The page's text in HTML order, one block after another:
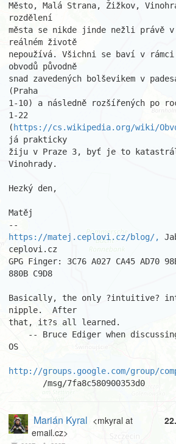
Město, Malá Strana, Žižkov,
rozdělení
města se nikde jinde nežli právě
reálném životě
nepoužívá. Všichni se baví v
obvodů původně
snad zavedených bolševikem v
(Praha
1-10) a následně rozšířených po
1-22
( https://cs.wikipedia.org/wiki/
já prakticky
žiju v Praze 3, byť je to
Vinohrady.
Hezký den,
Matěj
https://matej.ceplovi.cz/blog/,
ceplovi.cz
GPG Finger: 3C76 A027 CA45 AD70
880B C9D8
Basically, the only ?intuitive?
nipple.  After
that, it?s all learned.
OS
http://groups.google.com/group/
       /msg/7fa8c580900353d0
Marián Kyral <mkyral at
email.cz>